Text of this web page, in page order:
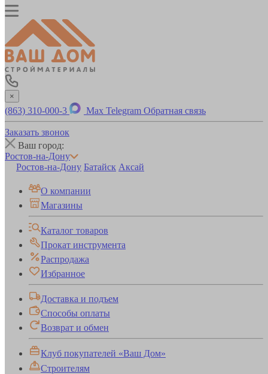
×
(863) 310-000-3 Max Telegram Обратная связь
Заказать звонок
Ваш город:
Ростов-на-Дону
Ростов-на-Дону Батайск Аксай
О компании
Магазины
Каталог товаров
Прокат инструмента
Распродажа
Избранное
Доставка и подъем
Способы оплаты
Возврат и обмен
Клуб покупателей «Ваш Дом»
Строителям